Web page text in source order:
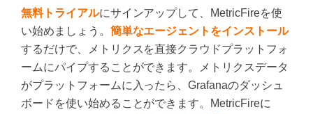
無料トライアルにサインアップして、MetricFireを使
い始めましょう。 簡単なエージェントをインストール
するだけで、メトリクスを直接クラウドプラットフォ
ームにパイプすることができます。メトリクスデータ
がプラットフォームに入ったら、Grafanaのダッシュ
ボードを使い始めることができます。MetricFireに